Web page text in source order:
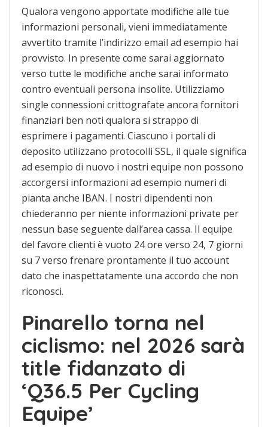
Qualora vengono apportate modifiche alle tue
informazioni personali, vieni immediatamente
avvertito tramite l’indirizzo email ad esempio hai
provvisto. In presente come sarai aggiornato
verso tutte le modifiche anche sarai informato
contro eventuali persona insolite. Utilizziamo
single connessioni crittografate ancora fornitori
finanziari ben noti qualora si strappo di
esprimere i pagamenti. Ciascuno i portali di
deposito utilizzano protocolli SSL, il quale significa
ad esempio di nuovo i nostri equipe non possono
accorgersi informazioni ad esempio numeri di
pianta anche IBAN. I nostri dipendenti non
chiederanno per niente informazioni private per
nessun base seguente dall’area cassa. Il equipe
del favore clienti è vuoto 24 ore verso 24, 7 giorni
su 7 verso frenare prontamente il tuo account
dato che inaspettatamente una accordo che non
riconosci.
Pinarello torna nel
ciclismo: nel 2026 sarà
title fidanzato di
‘Q36.5 Per Cycling
Equipe’